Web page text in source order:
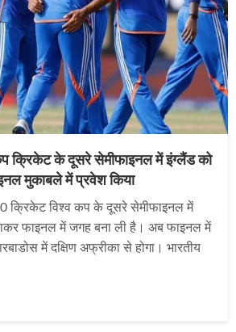
क्रिकेट के दूसरे सेमीफाइनल में इंग्लैंड को
मुकाबले में प्रवेश किया
क्रिकेट विश्व कप के दूसरे सेमीफाइनल में
फाइनल में जगह बना ली है। अब फाइनल में
में दक्षिण अफ्रीका से होगा। भारतीय